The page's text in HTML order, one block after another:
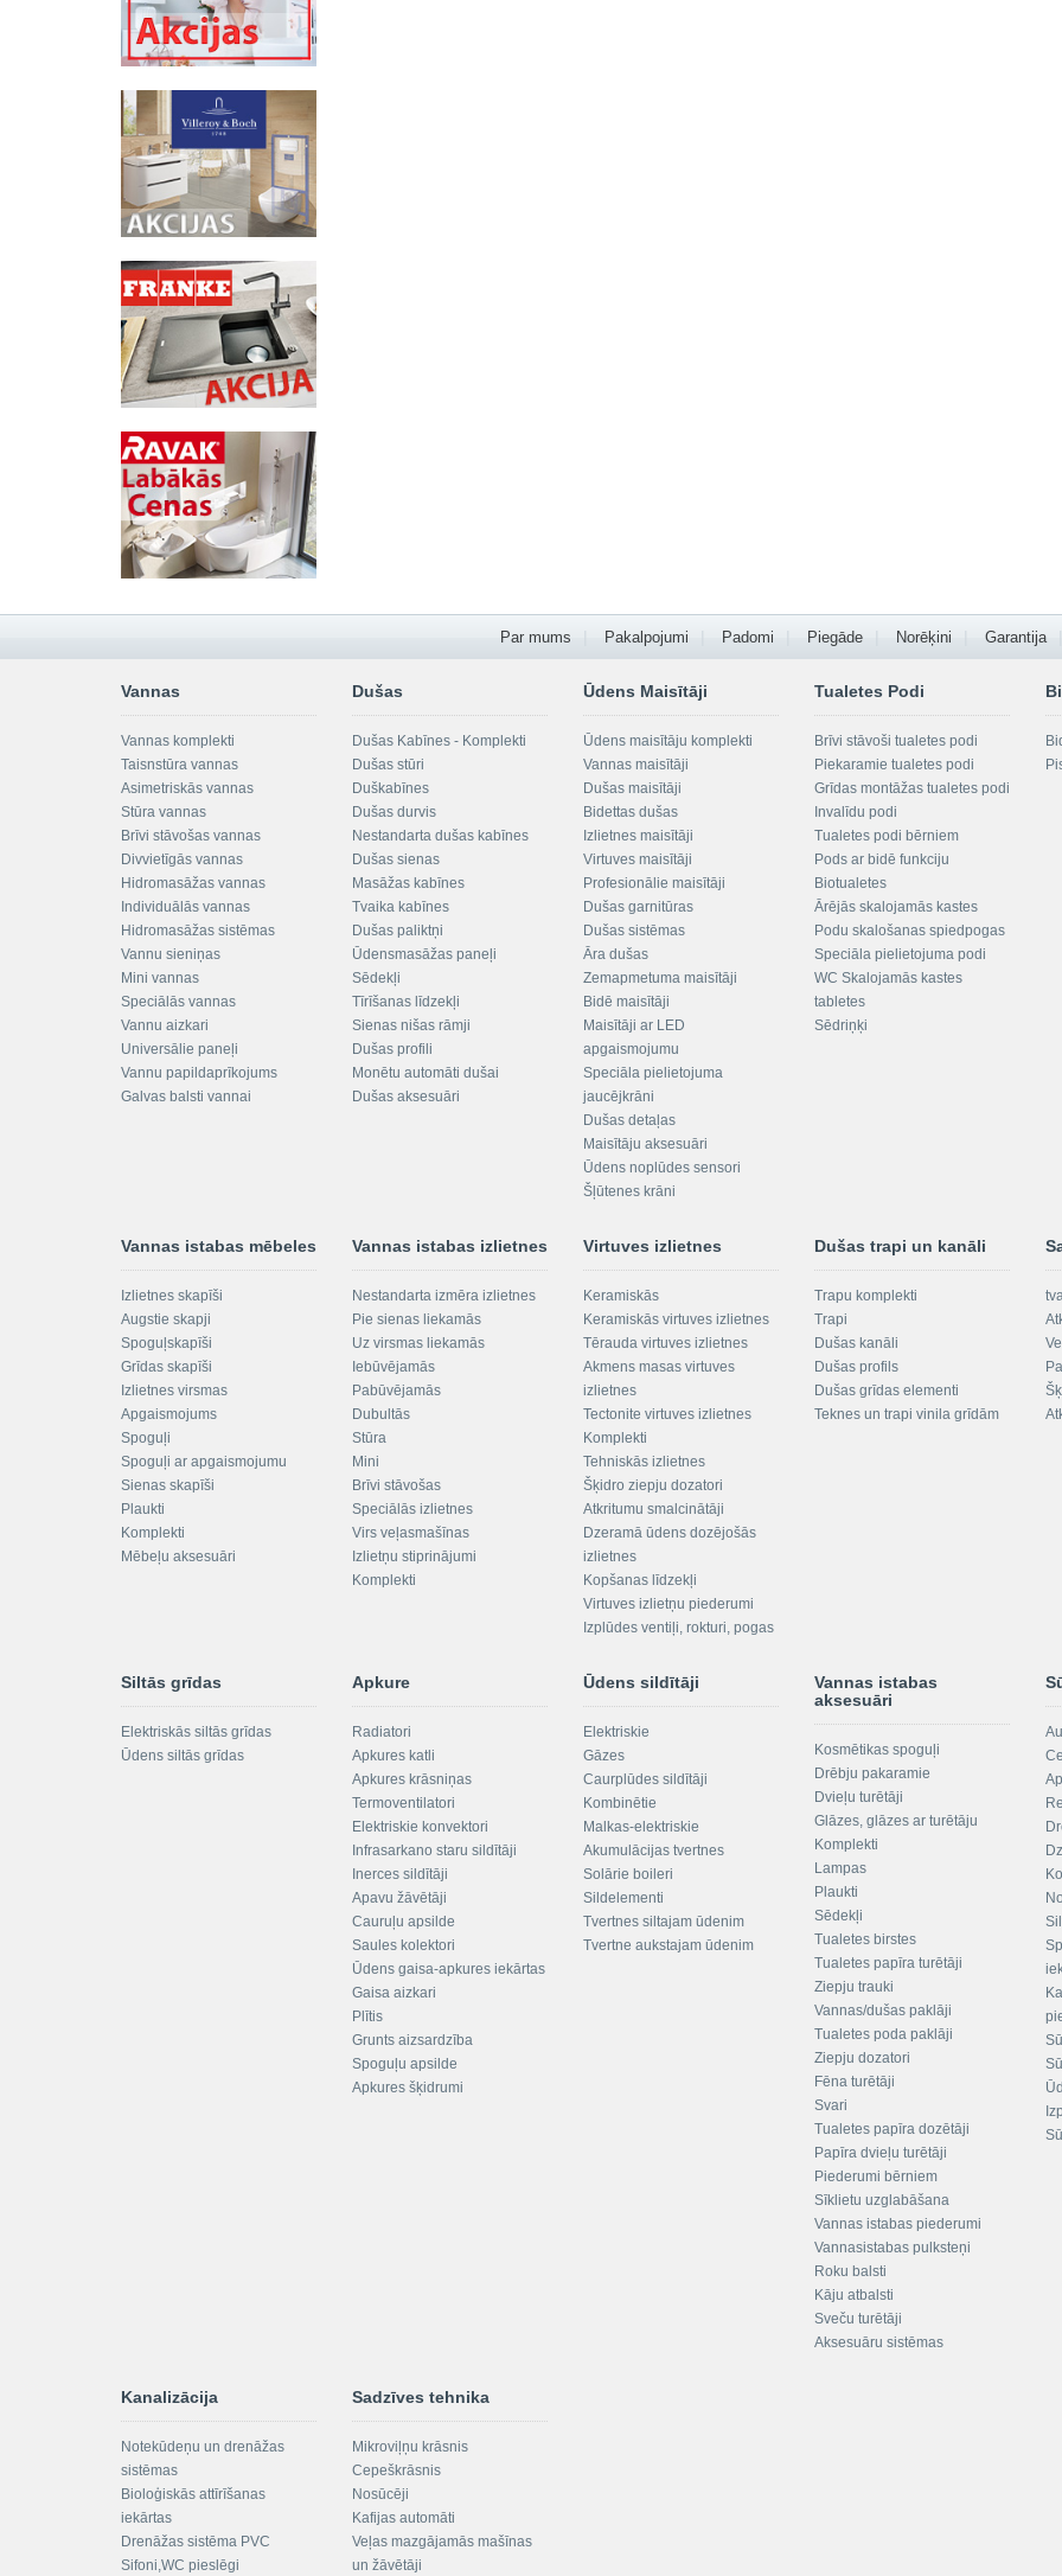
Par mums Pakalpojumi Padomi Piegāde Norēķini Garantija
Vannas
Vannas komplekti
Taisnstūra vannas
Asimetriskās vannas
Stūra vannas
Brīvi stāvošas vannas
Divvietīgās vannas
Hidromasāžas vannas
Individuālās vannas
Hidromasāžas sistēmas
Vannu sieniņas
Mini vannas
Speciālās vannas
Vannu aizkari
Universālie paneļi
Vannu papildaprīkojums
Galvas balsti vannai
Dušas
Dušas Kabīnes - Komplekti
Dušas stūri
Duškabīnes
Dušas durvis
Nestandarta dušas kabīnes
Dušas sienas
Masāžas kabīnes
Tvaika kabīnes
Dušas paliktņi
Ūdensmasāžas paneļi
Sēdekļi
Tīrīšanas līdzekļi
Sienas nišas rāmji
Dušas profili
Monētu automāti dušai
Dušas aksesuāri
Ūdens Maisītāji
Ūdens maisītāju komplekti
Vannas maisītāji
Dušas maisītāji
Bidettas dušas
Izlietnes maisītāji
Virtuves maisītāji
Profesionālie maisītāji
Dušas garnitūras
Dušas sistēmas
Āra dušas
Zemapmetuma maisītāji
Bidē maisītāji
Maisītāji ar LED
apgaismojumu
Speciāla pielietojuma
jaucējkrāni
Dušas detaļas
Maisītāju aksesuāri
Ūdens noplūdes sensori
Šļūtenes krāni
Tualetes Podi
Brīvi stāvoši tualetes podi
Piekaramie tualetes podi
Grīdas montāžas tualetes podi
Invalīdu podi
Tualetes podi bērniem
Pods ar bidē funkciju
Biotualetes
Ārējās skalojamās kastes
Podu skalošanas spiedpogas
Speciāla pielietojuma podi
WC Skalojamās kastes
tabletes
Sēdriņķi
Vannas istabas mēbeles
Izlietnes skapīši
Augstie skapji
Spoguļskapīši
Grīdas skapīši
Izlietnes virsmas
Apgaismojums
Spoguļi
Spoguļi ar apgaismojumu
Sienas skapīši
Plaukti
Komplekti
Mēbeļu aksesuāri
Vannas istabas izlietnes
Nestandarta izmēra izlietnes
Pie sienas liekamās
Uz virsmas liekamās
Iebūvējamās
Pabūvējamās
Dubultās
Stūra
Mini
Brīvi stāvošas
Speciālās izlietnes
Virs veļasmašīnas
Izlietņu stiprinājumi
Komplekti
Virtuves izlietnes
Keramiskās
Keramiskās virtuves izlietnes
Tērauda virtuves izlietnes
Akmens masas virtuves
izlietnes
Tectonite virtuves izlietnes
Komplekti
Tehniskās izlietnes
Šķidro ziepju dozatori
Atkritumu smalcinātāji
Dzeramā ūdens dozējošās
izlietnes
Kopšanas līdzekļi
Virtuves izlietņu piederumi
Izplūdes ventiļi, rokturi, pogas
Dušas trapi un kanāli
Trapu komplekti
Trapi
Dušas kanāli
Dušas profils
Dušas grīdas elementi
Teknes un trapi vinila grīdām
Siltās grīdas
Elektriskās siltās grīdas
Ūdens siltās grīdas
Apkure
Radiatori
Apkures katli
Apkures krāsniņas
Termoventilatori
Elektriskie konvektori
Infrasarkano staru sildītāji
Inerces sildītāji
Apavu žāvētāji
Cauruļu apsilde
Saules kolektori
Ūdens gaisa-apkures iekārtas
Gaisa aizkari
Plītis
Grunts aizsardzība
Spoguļu apsilde
Apkures šķidrumi
Ūdens sildītāji
Elektriskie
Gāzes
Caurplūdes sildītāji
Kombinētie
Malkas-elektriskie
Akumulācijas tvertnes
Solārie boileri
Sildelementi
Tvertnes siltajam ūdenim
Tvertne aukstajam ūdenim
Vannas istabas
aksesuāri
Kosmētikas spoguļi
Drēbju pakaramie
Dvieļu turētāji
Glāzes, glāzes ar turētāju
Komplekti
Lampas
Plaukti
Sēdekļi
Tualetes birstes
Tualetes papīra turētāji
Ziepju trauki
Vannas/dušas paklāji
Tualetes poda paklāji
Ziepju dozatori
Fēna turētāji
Svari
Tualetes papīra dozētāji
Papīra dvieļu turētāji
Piederumi bērniem
Sīklietu uzglabāšana
Vannas istabas piederumi
Vannasistabas pulksteņi
Roku balsti
Kāju atbalsti
Sveču turētāji
Aksesuāru sistēmas
Kanalizācija
Notekūdeņu un drenāžas
sistēmas
Bioloģiskās attīrīšanas
iekārtas
Drenāžas sistēma PVC
Sifoni,WC pieslēgi
Sadzīves tehnika
Mikroviļņu krāsnis
Cepeškrāsnis
Nosūcēji
Kafijas automāti
Veļas mazgājamās mašīnas
un žāvētāji